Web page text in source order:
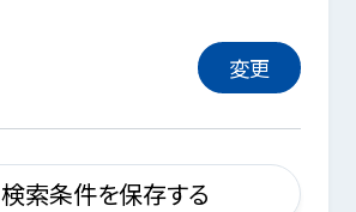
変更
検索条件を保存する